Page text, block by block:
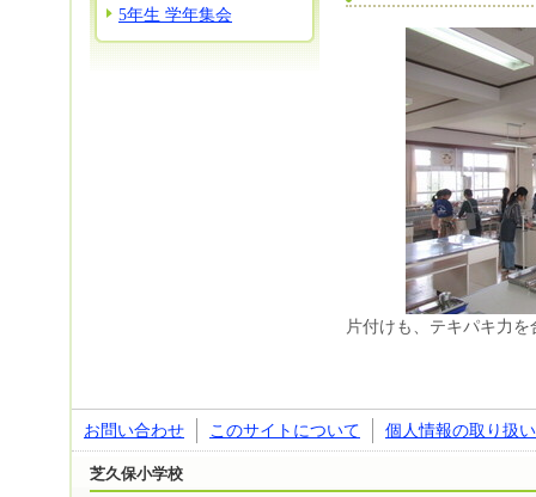
5年生 学年集会
片付けも、テキパキ力
お問い合わせ このサイトについて 個人情報の取り扱い
芝久保小学校